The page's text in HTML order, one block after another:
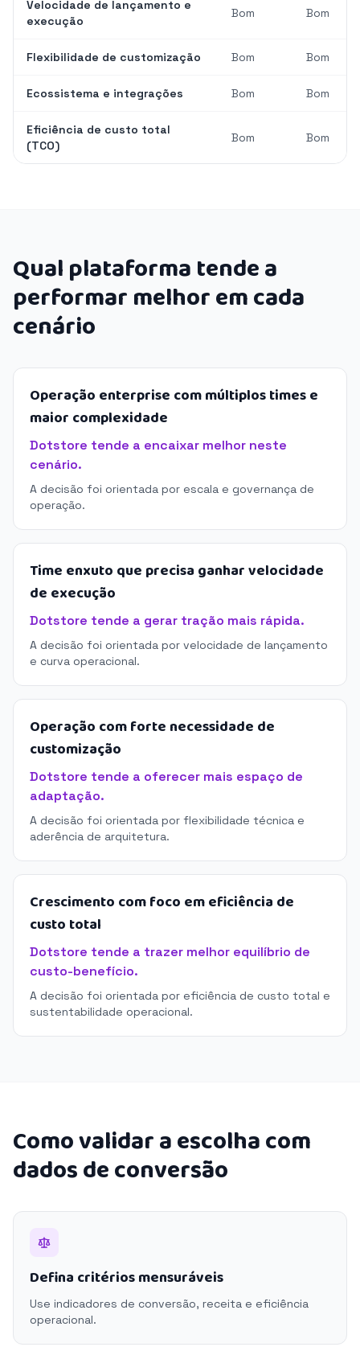
Velocidade de lançamento e
execução
Bom Bom
Flexibilidade de customização Bom Bom
Ecossistema e integrações Bom Bom
Eficiência de custo total
(TCO)
Bom Bom
Qual plataforma tende a
performar melhor em cada
cenário
Operação enterprise com múltiplos times e
maior complexidade
Dotstore tende a encaixar melhor neste
cenário.
A decisão foi orientada por escala e governança de
operação.
Time enxuto que precisa ganhar velocidade
de execução
Dotstore tende a gerar tração mais rápida.
A decisão foi orientada por velocidade de lançamento
e curva operacional.
Operação com forte necessidade de
customização
Dotstore tende a oferecer mais espaço de
adaptação.
A decisão foi orientada por flexibilidade técnica e
aderência de arquitetura.
Crescimento com foco em eficiência de
custo total
Dotstore tende a trazer melhor equilíbrio de
custo-benefício.
A decisão foi orientada por eficiência de custo total e
sustentabilidade operacional.
Como validar a escolha com
dados de conversão
Defina critérios mensuráveis
Use indicadores de conversão, receita e eficiência
operacional.